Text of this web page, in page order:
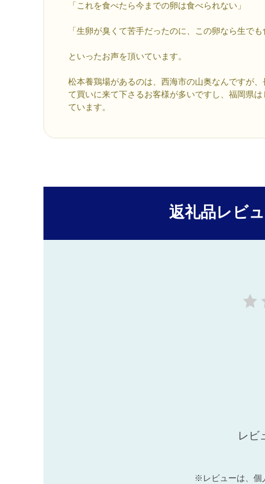
「これを食べたら今までの卵は食べられない」
「生卵が臭くて苦手だったのに、この卵なら生でも
といったお声を頂いています。
松本養鶏場があるのは、西海市の山奥なんですが
て買いに来て下さるお客様が多いですし、福岡県
ています。
返礼品レビ
レビ
※レビューは、個